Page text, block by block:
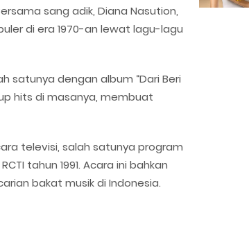
sang adik, Diana Nasution,
di era 1970-an lewat lagu-lagu
satunya dengan album “Dari Beri
hits di masanya, membuat
televisi, salah satunya program
tahun 1991. Acara ini bahkan
bakat musik di Indonesia.